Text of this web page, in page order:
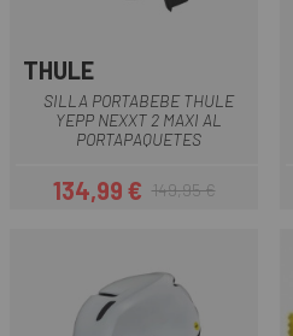
THULE
SILLA PORTABEBE THULE
YEPP NEXXT 2 MAXI AL
PORTAPAQUETES
Precio
134,99 €Precio regular
149,95 €